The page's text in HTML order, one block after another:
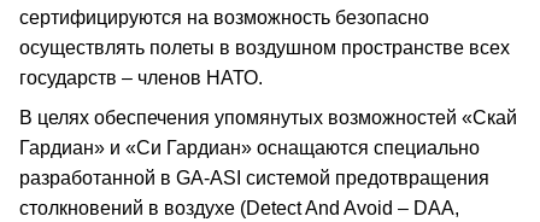
сертифицируются на возможность безопасно
осуществлять полеты в воздушном пространстве всех
государств – членов НАТО.
В целях обеспечения упомянутых возможностей «Скай
Гардиан» и «Си Гардиан» оснащаются специально
разработанной в GA-ASI системой предотвращения
столкновений в воздухе (Detect And Avoid – DAA,